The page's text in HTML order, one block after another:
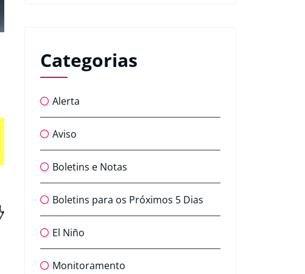
Categorias
Alerta
Aviso
Boletins e Notas
Boletins para os Próximos 5 Dias
El Niño
Monitoramento